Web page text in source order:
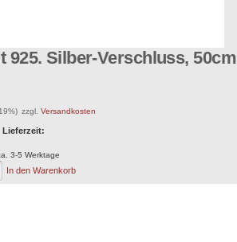
925. Silber-Verschluss, 50cm
zzgl. Versandkosten
Lieferzeit:
3-5 Werktage
In den Warenkorb